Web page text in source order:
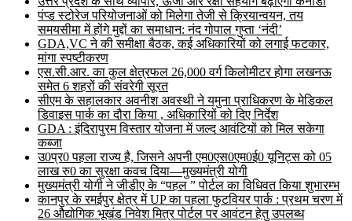
पंप्ड स्टोरेज परियोजनाओं को मिलेगा तेजी से क्रियान्वयन, तय
समयसीमा में होंगे मुद्दों का समाधान: नंद गोपाल गुप्ता ‘नंदी’
GDA,VC ने की समीक्षा बैठक, कई अधिकारियों को लगाई फटकार,
मांगा स्पष्टीकरण
एस.सी.आर. का कुल क्षेत्रफल 26,000 वर्ग किलोमीटर होगा लखनऊ
समेत 6 शहरों की संवरेगी सूरत
सीएम के सहालकार अवनीश अवस्थी ने यमुना प्राधिकरण के मेडिकल
डिवाइस पार्क का दौरा किया , अधिकारियों को दिए निर्देश
GDA : इंदिरापुरम विस्तार योजना में जल्द आवंटियों को मिल सकेगा
कब्जा
उ0प्र0 पहला राज्य है, जिसने अपनी एम0एस0एम0ई0 यूनिट्स को 05
लाख रु0 का सुरक्षा कवच दिया—मुख्यमंत्री योगी
मुख्यमंत्री योगी ने जीडीए के “पहल ” पोर्टल का विधिवत किया शुभारम्भ
कानपुर के रमईपुर क्षेत्र में UP का पहला फुटवियर पार्क : प्रथम चरण में
26 औद्योगिक भूखंड निवेश मित्र पोर्टल पर आवंटन हेतु उपलब्ध